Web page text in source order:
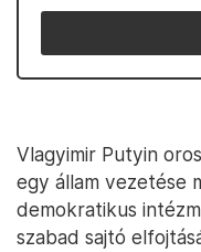
Vlagyimir Putyin
egy állam vezetése
demokratikus
szabad sajtó